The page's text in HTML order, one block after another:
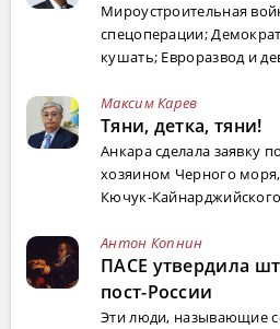
Мироустроительная
спецоперации;
кушать; Евроразвод и
Максим Карев
Тяни, детка, тяни!
Анкара сделала заявку
хозяином Черного
Кючук-
Антон Копнин
ПАСЕ утвердила
пост-России
Эти люди, называющие